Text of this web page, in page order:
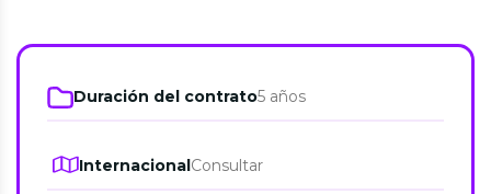
Duración del contrato5 años
InternacionalConsultar